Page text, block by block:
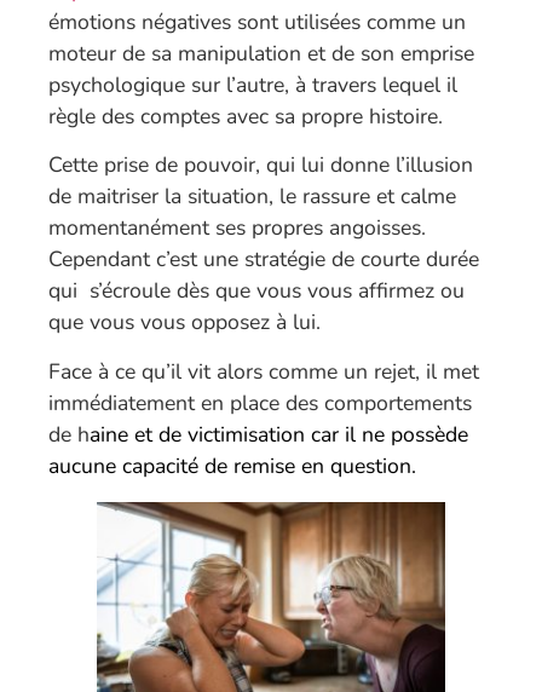
émotions négatives sont utilisées comme un
moteur de sa manipulation et de son emprise
psychologique sur l’autre, à travers lequel il
règle des comptes avec sa propre histoire.
Cette prise de pouvoir, qui lui donne l’illusion
de maitriser la situation, le rassure et calme
momentanément ses propres angoisses.
Cependant c’est une stratégie de courte durée
qui s’écroule dès que vous vous affirmez ou
que vous vous opposez à lui.
Face à ce qu’il vit alors comme un rejet, il met
immédiatement en place des comportements
de haine et de victimisation car il ne possède
aucune capacité de remise en question.